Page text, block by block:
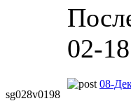
02-
sg028v0198
08-